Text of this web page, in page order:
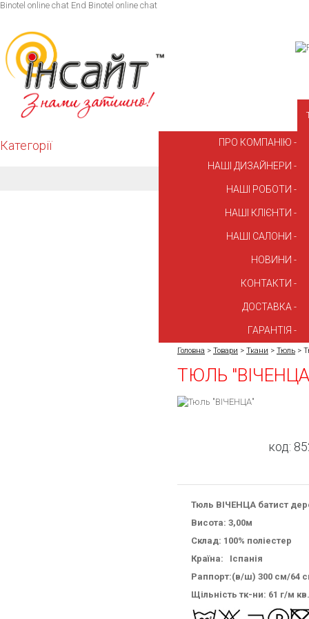
Binotel online chat End Binotel online chat
ПРО КОМПАНІЮ
НАШІ ДИЗАЙНЕРИ
НАШІ РОБОТИ
НАШІ КЛІЄНТИ
НАШІ САЛОНИ
НОВИНИ
КОНТАКТИ
ДОСТАВКА
ГАРАНТІЯ
Категорії
Головна > Товари > Ткани > Тюль >
ТЮЛЬ
код:
Тюль ВІЧЕНЦА батист
Висота: 3,00м
Склад: 100% поліестер
Країна: Іспанія
Раппорт:(в/ш) 300 см/64
Щільність тк-ни: 61 г/м кв.